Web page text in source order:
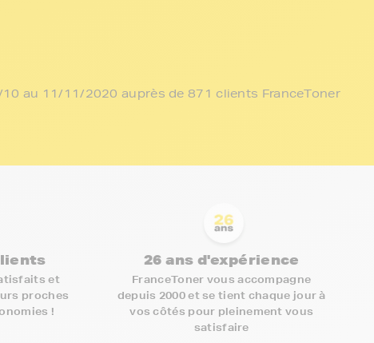
au 11/11/2020 auprès de 871 clients FranceToner
et
proches
!
26 ans d'expérience
FranceToner vous accompagne
depuis 2000 et se tient chaque jour à
vos côtés pour pleinement vous
satisfaire